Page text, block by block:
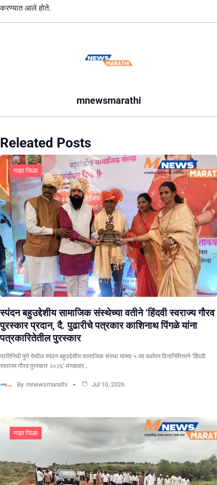
करण्यात आले होते.
mnewsmarathi
Releated Posts
माझा जिल्हा
स्पंदन बहुउद्देशीय सामाजिक संस्थेच्या वतीने ‘हिंदवी स्वराज्य गौरव
पुरस्कार प्रदान, दै. पुढारीचे पत्रकार काशिनाथ पिंगळे यांना
पत्रकारितेतील पुरस्कार
प्रतिनिधी पुणे येथील स्पंदन बहुउद्देशीय सामाजिक संस्था यांच्या ५ व्या वर्धापन दिनानिमित्ताने ‘हिंदवी
स्वराज्य गौरव पुरस्कार २०२६’ मंगळवार…
By mnewsmarathi Jul 10, 2026
माझा जिल्हा